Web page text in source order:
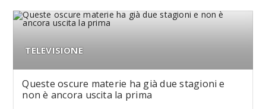
TELEVISIONE
Queste oscure materie ha già due stagioni e
non è ancora uscita la prima